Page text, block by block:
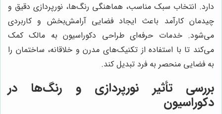
دارد. انتخاب سبک مناسب، هماهنگی رنگ‌ها، نورپردازی دقیق و
چیدمان کارآمد باعث ایجاد فضایی آرامش‌بخش و کاربردی
می‌شود. خدمات حرفه‌ای طراحی دکوراسیون به مالک کمک
می‌کند تا با استفاده از تکنیک‌های مدرن و خلاقانه، ساختمان را
به فضایی منحصر به فرد تبدیل کند.
بررسی تأثیر نورپردازی و رنگ‌ها در
دکوراسیون